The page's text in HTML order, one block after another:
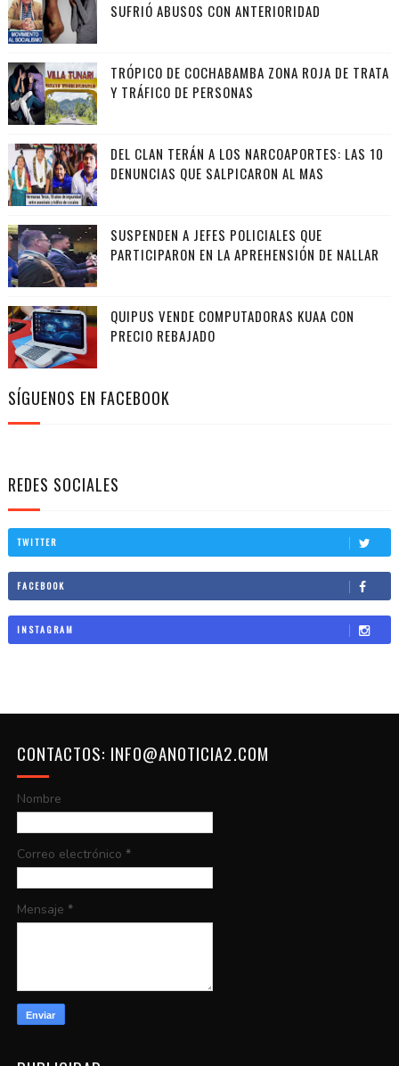
SUFRIÓ ABUSOS CON ANTERIORIDAD
TRÓPICO DE COCHABAMBA ZONA ROJA DE TRATA
Y TRÁFICO DE PERSONAS
DEL CLAN TERÁN A LOS NARCOAPORTES: LAS 10
DENUNCIAS QUE SALPICARON AL MAS
SUSPENDEN A JEFES POLICIALES QUE
PARTICIPARON EN LA APREHENSIÓN DE NALLAR
QUIPUS VENDE COMPUTADORAS KUAA CON
PRECIO REBAJADO
SÍGUENOS EN FACEBOOK
REDES SOCIALES
TWITTER
FACEBOOK
INSTAGRAM
CONTACTOS: INFO@ANOTICIA2.COM
Nombre
Correo electrónico *
Mensaje *